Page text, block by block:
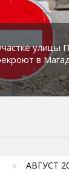
улицы
в
« АВГУСТ